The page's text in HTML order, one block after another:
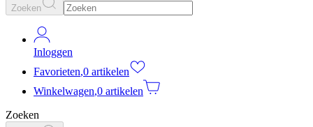
Zoeken
Inloggen
Favorieten,0 artikelen
Winkelwagen,0 artikelen
Zoeken